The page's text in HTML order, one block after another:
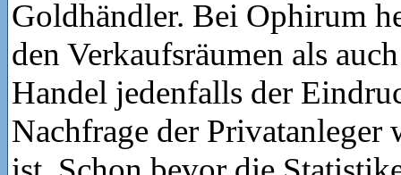
Goldhändler. Bei Ophirum
den Verkaufsräumen als
Handel jedenfalls der
Nachfrage der Privatanleger